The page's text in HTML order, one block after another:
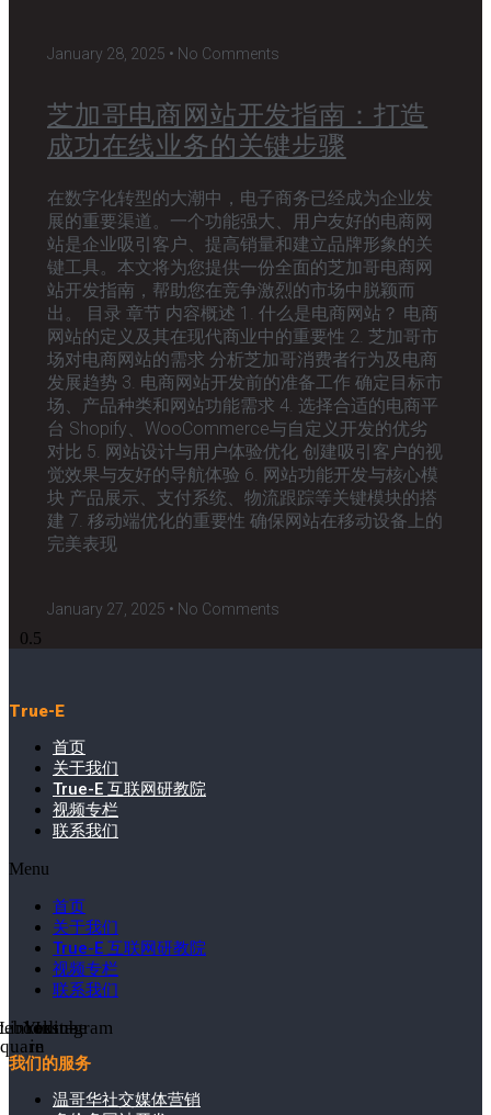
January 28, 2025 No Comments
芝加哥电商网站开发指南：打造
成功在线业务的关键步骤
在数字化转型的大潮中，电子商务已经成为企业发
展的重要渠道。一个功能强大、用户友好的电商网
站是企业吸引客户、提高销量和建立品牌形象的关
键工具。本文将为您提供一份全面的芝加哥电商网
站开发指南，帮助您在竞争激烈的市场中脱颖而
出。 目录 章节 内容概述 1. 什么是电商网站？ 电商
网站的定义及其在现代商业中的重要性 2. 芝加哥市
场对电商网站的需求 分析芝加哥消费者行为及电商
发展趋势 3. 电商网站开发前的准备工作 确定目标市
场、产品种类和网站功能需求 4. 选择合适的电商平
台 Shopify、WooCommerce与自定义开发的优劣
对比 5. 网站设计与用户体验优化 创建吸引客户的视
觉效果与友好的导航体验 6. 网站功能开发与核心模
块 产品展示、支付系统、物流跟踪等关键模块的搭
建 7. 移动端优化的重要性 确保网站在移动设备上的
完美表现
January 27, 2025 No Comments
True-E
首页
关于我们
True-E 互联网研教院
视频专栏
联系我们
Menu
首页
关于我们
True-E 互联网研教院
视频专栏
联系我们
in
Youtube
Instagram
我们的服务
温哥华社交媒体营销